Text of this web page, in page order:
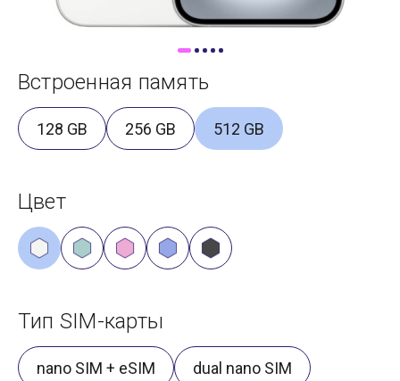
Встроенная память
128 GB 256 GB 512 GB
Цвет
Тип SIM-карты
nano SIM + eSIM dual nano SIM